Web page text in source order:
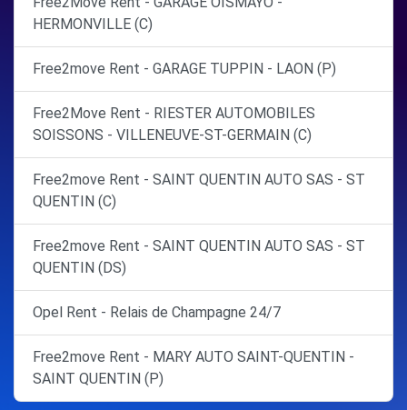
HERMONVILLE (C)
Free2move Rent - GARAGE TUPPIN - LAON (P)
Free2Move Rent - RIESTER AUTOMOBILES
SOISSONS - VILLENEUVE-ST-GERMAIN (C)
Free2move Rent - SAINT QUENTIN AUTO SAS - ST
QUENTIN (C)
Free2move Rent - SAINT QUENTIN AUTO SAS - ST
QUENTIN (DS)
Opel Rent - Relais de Champagne 24/7
Free2move Rent - MARY AUTO SAINT-QUENTIN -
SAINT QUENTIN (P)